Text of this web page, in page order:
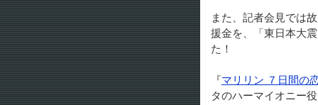
また、記者会見では
援金を、「東日本大
た！
『マリリン ７日間の
タのハーマイオニー